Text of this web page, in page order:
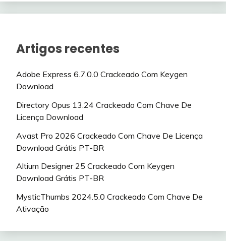
Artigos recentes
Adobe Express 6.7.0.0 Crackeado Com Keygen
Download
Directory Opus 13.24 Crackeado Com Chave De
Licença Download
Avast Pro 2026 Crackeado Com Chave De Licença
Download Grátis PT-BR
Altium Designer 25 Crackeado Com Keygen
Download Grátis PT-BR
MysticThumbs 2024.5.0 Crackeado Com Chave De
Ativação